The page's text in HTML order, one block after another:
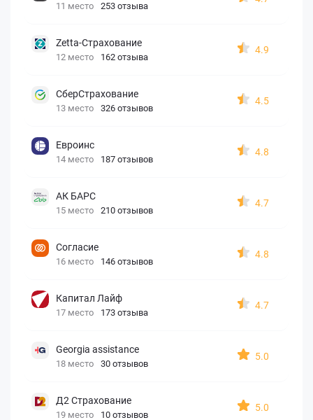
11 место 253 отзыва
Zetta-Страхование
12 место 162 отзыва
4.9
СберСтрахование
13 место 326 отзывов
4.5
Евроинс
14 место 187 отзывов
4.8
АК БАРС
15 место 210 отзывов
4.7
Согласие
16 место 146 отзывов
4.8
Капитал Лайф
17 место 173 отзыва
4.7
Georgia assistance
18 место 30 отзывов
5.0
Д2 Страхование
19 место 10 отзывов
5.0